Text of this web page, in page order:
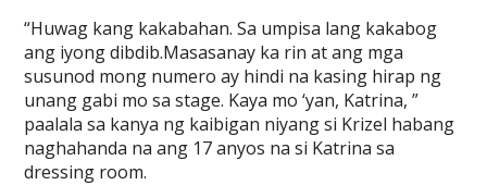
“Huwag kang kakabahan. Sa umpisa lang kakabog
ang iyong dibdib.Masasanay ka rin at ang mga
susunod mong numero ay hindi na kasing hirap ng
unang gabi mo sa stage. Kaya mo ‘yan, Katrina, ”
paalala sa kanya ng kaibigan niyang si Krizel habang
naghahanda na ang 17 anyos na si Katrina sa
dressing room.